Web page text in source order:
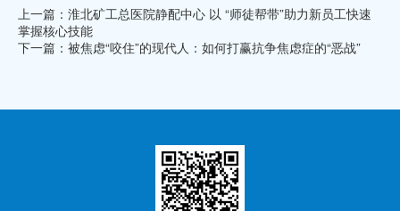
上一篇：淮北矿工总医院静配中心 以 “师徒帮带”助力新员工快速
掌握核心技能
下一篇：被焦虑“咬住”的现代人：如何打赢抗争焦虑症的“恶战”